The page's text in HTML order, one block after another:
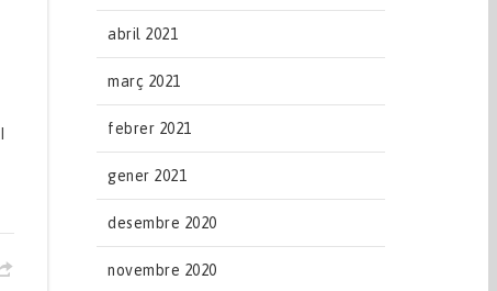
abril 2021
març 2021
febrer 2021
gener 2021
desembre 2020
novembre 2020